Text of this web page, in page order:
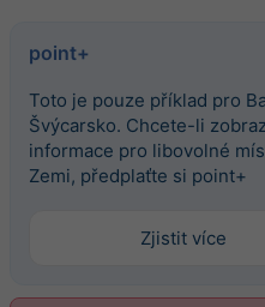
point+
Toto je pouze příklad pro
Švýcarsko. Chcete-li
informace pro libovolné
Zemi, předplaťte si point+
Zjistit více